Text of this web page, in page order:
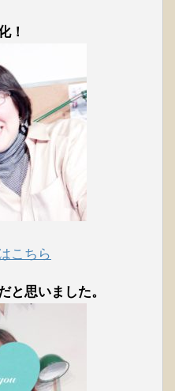
！
こちら
と思いました。